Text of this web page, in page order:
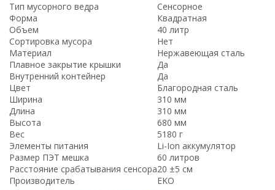
Тип мусорного ведра
Сенсорное
Форма
Квадратная
Объем
40 литр
Сортировка мусора
Нет
Материал
Нержавеющая сталь
Плавное закрытие крышки
Да
Внутренний контейнер
Да
Цвет
Благородная сталь
Ширина
310 мм
Длина
310 мм
Высота
680 мм
Вес
5180 г
Элементы питания
Li-Ion аккумулятор
Размер ПЭТ мешка
60 литров
Расстояние срабатывания сенсора20 ±5 см
Производитель
EKO